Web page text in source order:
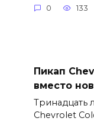
0 133
Пикап
вместо
Тринадцать
Chevrolet